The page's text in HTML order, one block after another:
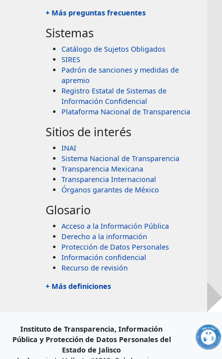
+ Más preguntas frecuentes
Sistemas
Catálogo de Sujetos Obligados
SIRES
Padrón de sanciones y medidas de
apremio
Registro Estatal de Sistemas de
Información Confidencial
Plataforma Nacional de Transparencia
Sitios de interés
INAI
Sistema Nacional de Transparencia
Transparencia Mexicana
Transparencia Internacional
Órganos garantes de México
Glosario
Acceso a la Información Pública
Derecho a la información
Protección de Datos Personales
Información confidencial
Recurso de revisión
+ Más definiciones
Instituto de Transparencia, Información
Pública y Protección de Datos Personales del
Estado de Jalisco